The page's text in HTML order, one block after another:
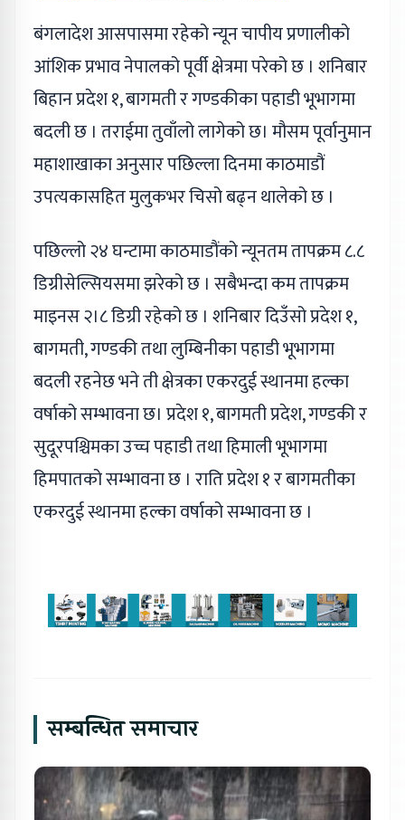
बंगलादेश आसपासमा रहेको न्यून चापीय प्रणालीको
आंशिक प्रभाव नेपालको पूर्वी क्षेत्रमा परेको छ । शनिबार
बिहान प्रदेश १, बागमती र गण्डकीका पहाडी भूभागमा
बदली छ । तराईमा तुवाँलो लागेको छ। मौसम पूर्वानुमान
महाशाखाका अनुसार पछिल्ला दिनमा काठमाडौं
उपत्यकासहित मुलुकभर चिसो बढ्न थालेको छ ।
पछिल्लो २४ घन्टामा काठमाडौंको न्यूनतम तापक्रम ८.८
डिग्रीसेल्सियसमा झरेको छ । सबैभन्दा कम तापक्रम
माइनस २।८ डिग्री रहेको छ । शनिबार दिउँसो प्रदेश १,
बागमती, गण्डकी तथा लुम्बिनीका पहाडी भूभागमा
बदली रहनेछ भने ती क्षेत्रका एकरदुई स्थानमा हल्का
वर्षाको सम्भावना छ। प्रदेश १, बागमती प्रदेश, गण्डकी र
सुदूरपश्चिमका उच्च पहाडी तथा हिमाली भूभागमा
हिमपातको सम्भावना छ । राति प्रदेश १ र बागमतीका
एकरदुई स्थानमा हल्का वर्षाको सम्भावना छ ।
सम्बन्धित समाचार